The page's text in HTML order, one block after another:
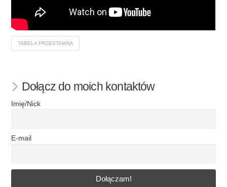
TABELA PRZESTAWNA
Dołącz do moich kontaktów
Imię/Nick
E-mail